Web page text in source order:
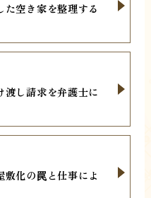
空き家を整理する
渡し請求を弁護士に
化の罠と仕事によ